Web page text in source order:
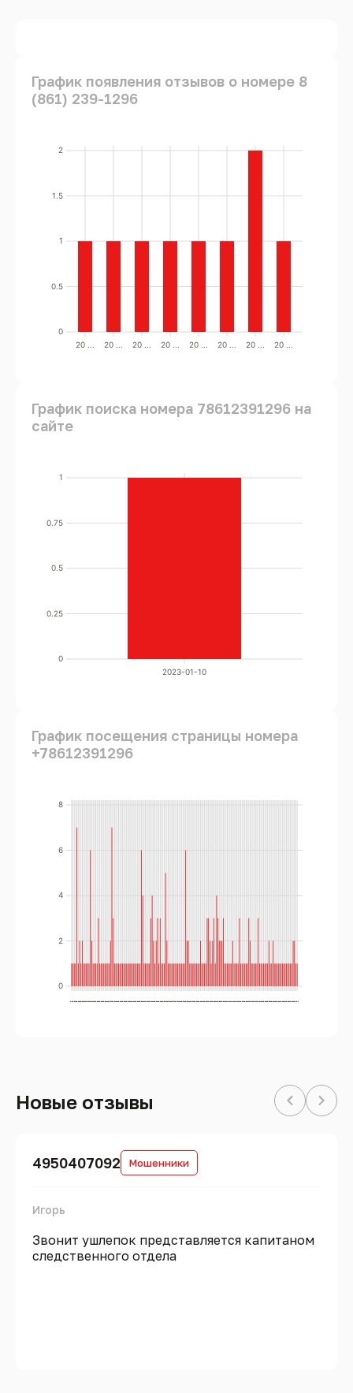
График появления отзывов о номере 8
(861) 239-1296
0
0.5
1
1.5
2
20 ... 20 ... 20 ... 20 ... 20 ... 20 ... 20 ... 20 ...
График поиска номера 78612391296 на
сайте
0
0.25
0.5
0.75
1
2023-01-10
График посещения страницы номера
+78612391296
0
2
4
6
8
..................................................................................................................................................................................................................................................................................................................................................
Новые отзывы
4950407092 Мошенники
Игорь
Звонит ушлепок представляется капитаном
следственного отдела